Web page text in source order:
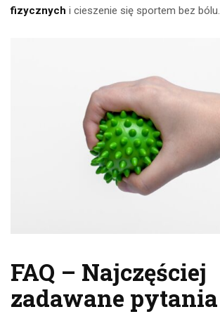
fizycznych i cieszenie się sportem bez bólu.
FAQ – Najczęściej
zadawane pytania